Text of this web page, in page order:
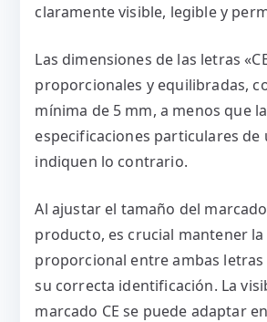
claramente visible, legible y
Las dimensiones de las letras
proporcionales y equilibradas,
mínima de 5 mm, a menos que
especificaciones particulares
indiquen lo contrario.
Al ajustar el tamaño del marcado
producto, es crucial mantener
proporcional entre ambas
su correcta identificación. La
marcado CE se puede adaptar